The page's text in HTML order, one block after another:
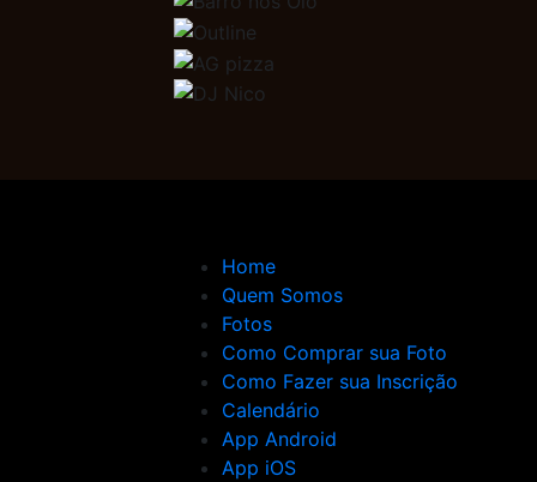
Home
Quem Somos
Fotos
Como Comprar sua Foto
Como Fazer sua Inscrição
Calendário
App Android
App iOS